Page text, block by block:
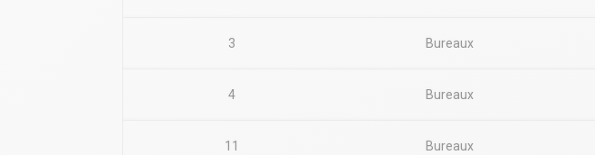
3 Bureaux
4 Bureaux
11 Bureaux